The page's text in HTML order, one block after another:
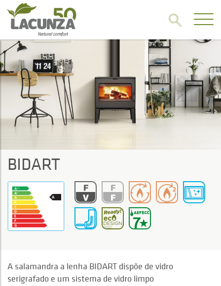
BIDART
A salamandra a lenha BIDART dispõe de vidro
serigrafado e um sistema de vidro limpo